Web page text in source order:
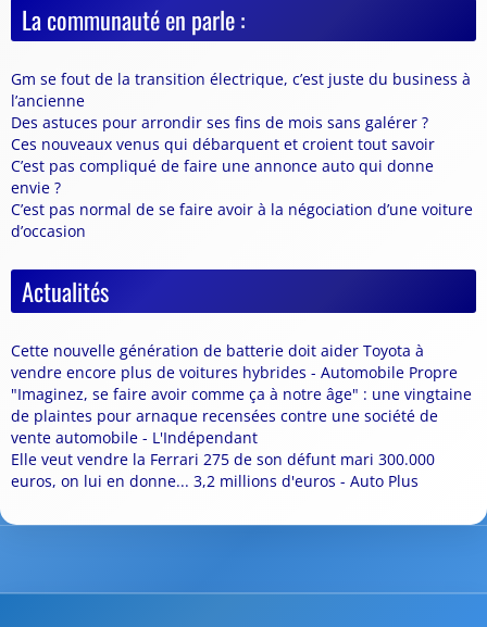
La communauté en parle :
Gm se fout de la transition électrique, c’est juste du business à
l’ancienne
Des astuces pour arrondir ses fins de mois sans galérer ?
Ces nouveaux venus qui débarquent et croient tout savoir
C’est pas compliqué de faire une annonce auto qui donne
envie ?
C’est pas normal de se faire avoir à la négociation d’une voiture
d’occasion
Actualités
Cette nouvelle génération de batterie doit aider Toyota à
vendre encore plus de voitures hybrides - Automobile Propre
"Imaginez, se faire avoir comme ça à notre âge" : une vingtaine
de plaintes pour arnaque recensées contre une société de
vente automobile - L'Indépendant
Elle veut vendre la Ferrari 275 de son défunt mari 300.000
euros, on lui en donne... 3,2 millions d'euros - Auto Plus